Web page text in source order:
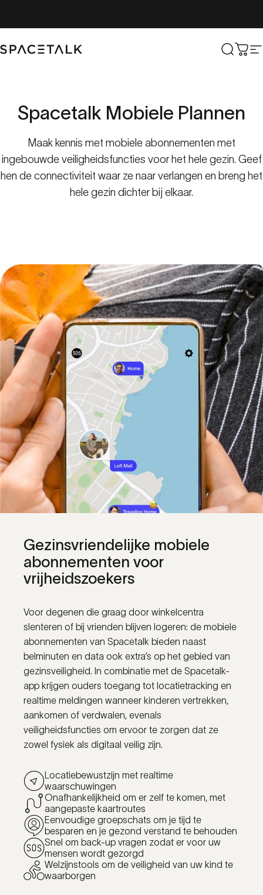
Spacetalk Zoek
Spacetalk Mobiele Plannen
Maak kennis met mobiele abonnementen met
ingebouwde veiligheidsfuncties voor het hele gezin. Geef
hen de connectiviteit waar ze naar verlangen en breng het
hele gezin dichter bij elkaar.
Gezinsvriendelijke mobiele
abonnementen voor
vrijheidszoekers
Voor degenen die graag door winkelcentra
slenteren of bij vrienden blijven logeren: de mobiele
abonnementen van Spacetalk bieden naast
belminuten en data ook extra’s op het gebied van
gezinsveiligheid. In combinatie met de Spacetalk-
app krijgen ouders toegang tot locatietracking en
realtime meldingen wanneer kinderen vertrekken,
aankomen of verdwalen, evenals
veiligheidsfuncties om ervoor te zorgen dat ze
zowel fysiek als digitaal veilig zijn.
Locatiebewustzijn met realtime
waarschuwingen
Onafhankelijkheid om er zelf te komen, met
aangepaste kaartroutes
Eenvoudige groepschats om je tijd te
besparen en je gezond verstand te behouden
Snel om back-up vragen zodat er voor uw
mensen wordt gezorgd
Welzijnstools om de veiligheid van uw kind te
waarborgen